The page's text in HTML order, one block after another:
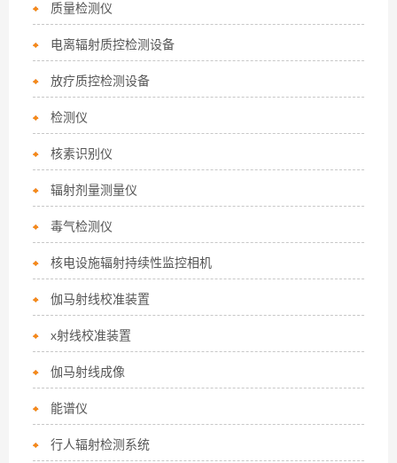
质量检测仪
电离辐射质控检测设备
放疗质控检测设备
检测仪
核素识别仪
辐射剂量测量仪
毒气检测仪
核电设施辐射持续性监控相机
伽马射线校准装置
x射线校准装置
伽马射线成像
能谱仪
行人辐射检测系统